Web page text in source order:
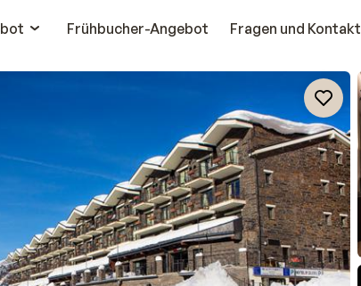
Frühbucher-Angebot Fragen und Kontakt